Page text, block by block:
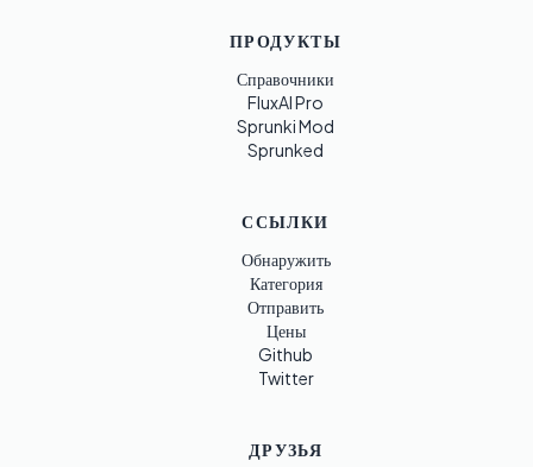
ПРОДУКТЫ
Справочники
FluxAI Pro
Sprunki Mod
Sprunked
ССЫЛКИ
Обнаружить
Категория
Отправить
Цены
Github
Twitter
ДРУЗЬЯ